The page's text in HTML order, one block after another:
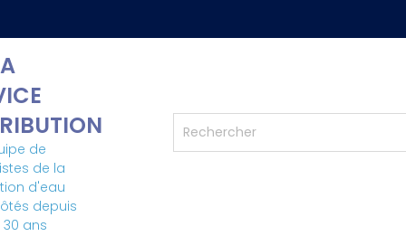
de
de la
d'eau
depuis
ans